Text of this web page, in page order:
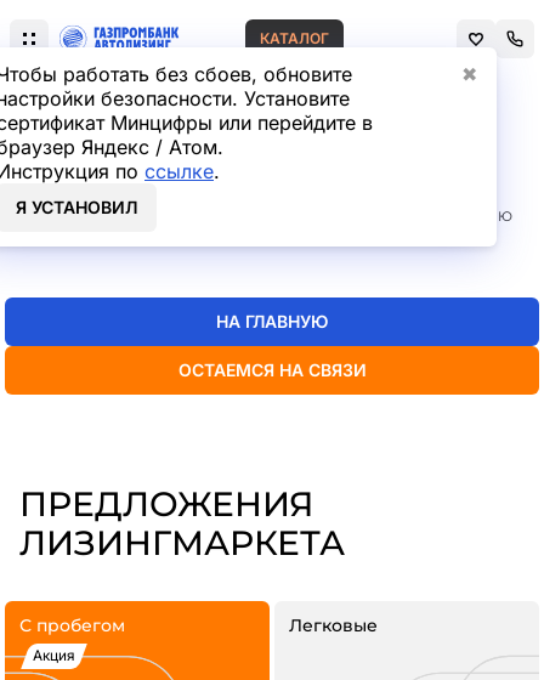
работать без сбоев, обновите
безопасности. Установите
Минцифры или перейдите в
Яндекс / Атом.
по ссылке.
Я УСТАНОВИЛ
✖
КАТАЛОГ
Главная Лизинг легковых автомобилей
СТРАНИЦА НЕ НАЙДЕНА
Но мы точно знаем, где искать нужную вам информацию
НА ГЛАВНУЮ
ОСТАЕМСЯ НА СВЯЗИ
ПРЕДЛОЖЕНИЯ
ЛИЗИНГМАРКЕТА
С пробегом
Акция
Легковые